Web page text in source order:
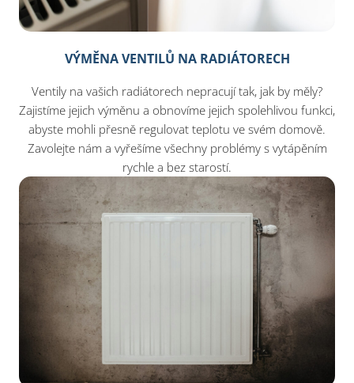
VÝMĚNA VENTILŮ NA RADIÁTORECH
Ventily na vašich radiátorech nepracují tak, jak by měly?
Zajistíme jejich výměnu a obnovíme jejich spolehlivou funkci,
abyste mohli přesně regulovat teplotu ve svém domově.
Zavolejte nám a vyřešíme všechny problémy s vytápěním
rychle a bez starostí.